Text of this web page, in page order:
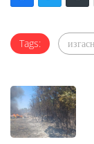
Tags: